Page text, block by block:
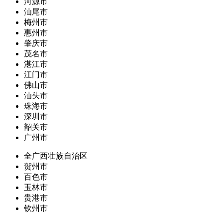
汕尾市
梅州市
惠州市
肇庆市
茂名市
湛江市
江门市
佛山市
汕头市
珠海市
深圳市
韶关市
广州市
全广西壮族自治区
贺州市
百色市
玉林市
贵港市
钦州市